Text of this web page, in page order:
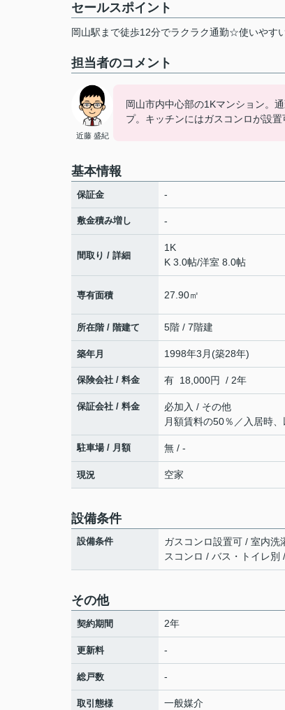
セールスポイント
岡山駅まで徒歩12分でラクラク通勤☆使いやす
担当者のコメント
近藤 盛紀
岡山市内中心部の1Kマンション。
プ。キッチンにはガスコンロが設置
基本情報
保証金 -
敷金積み増し -
間取り / 詳細
1K
K 3.0帖/洋室 8.0帖
専有面積 27.90㎡
所在階 / 階建て 5階 / 7階建
築年月 1998年3月(築28年)
保険会社 / 料金 有 18,000円 / 2年
保証会社 / 料金
必加入 / その他
月額賃料の50％／入居時
駐車場 / 月額 無 / -
現況 空家
設備条件
設備条件
ガスコンロ設置可 / 室内
スコンロ / バス・トイレ
その他
契約期間 2年
更新料 -
総戸数 -
取引態様 一般媒介